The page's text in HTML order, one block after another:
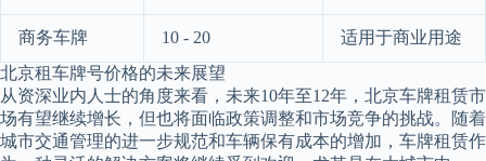
商务车牌 10 - 20
适用于商业用途
北京租车牌号价格的未来展望
从资深业内人士的角度来看，未来10年至12年，北京车牌租赁市
场有望继续增长，但也将面临政策调整和市场竞争的挑战。随着
城市交通管理的进一步规范和车辆保有成本的增加，车牌租赁作